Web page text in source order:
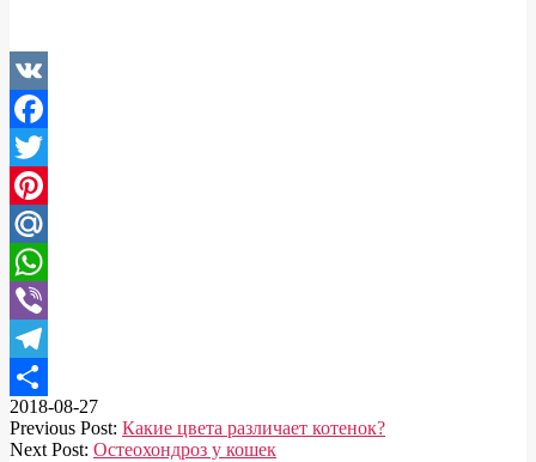
VK
Facebook
Twitter
Pinterest
Mail.Ru
WhatsApp
Viber
Telegram
Отправить
2018-08-27
Previous Post: Какие цвета различает котенок?
Next Post: Остеохондроз у кошек